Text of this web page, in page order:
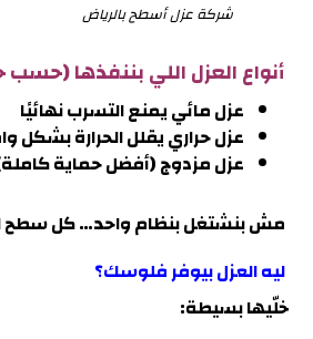
شركة عزل أسطح بالرياض
أنواع العزل اللي بننفذها (حسب
عزل مائي يمنع التسرب نهائيًا
عزل حراري يقلل الحرارة بشكل
عزل مزدوج (أفضل حماية
مش بنشتغل بنظام واحد… كل سطح
ليه العزل بيوفر فلوسك؟
خلّيها بسيطة: